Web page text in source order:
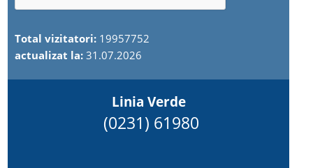
Total vizitatori: 19957752
actualizat la:31.07.2026
Linia Verde
(0231) 61980